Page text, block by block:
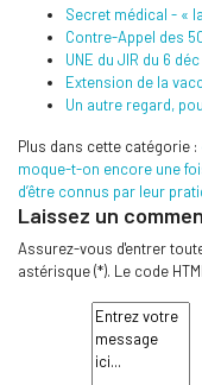
Secret médical - «
Contre-Appel des
UNE du JIR du 6
Extension de la
Un autre regard,
Plus dans cette catégorie :
moque-t-on encore une
d’être connus par leur
Laissez un
Assurez-vous d'entrer
astérisque (*). Le code